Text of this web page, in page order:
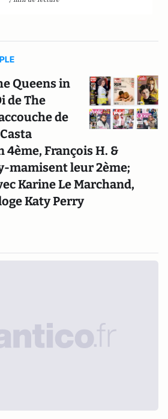
Queens in
de The
de
François H. &
mamisent leur 2ème;
Karine Le Marchand,
Katy Perry